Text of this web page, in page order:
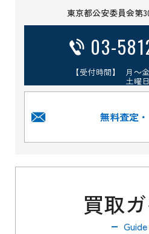
東京都公安委員会第
03-
【受付時間】 月～
土曜
無料査定
買取
Guide